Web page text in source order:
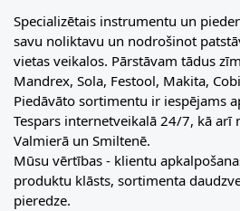
Specializētais instrumentu un
savu noliktavu un nodrošinot
vietas veikalos. Pārstāvam tādus
Mandrex, Sola, Festool, Makita,
Piedāvāto sortimentu ir iespējams
Tespars internetveikalā 24/7, kā arī
Valmierā un Smiltenē.
Mūsu vērtības - klientu
produktu klāsts, sortimenta
pieredze.